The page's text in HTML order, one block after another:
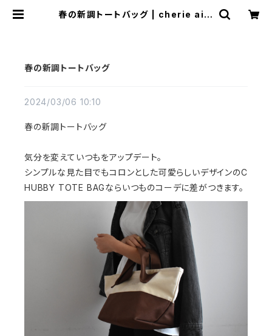
春の新調トートバッグ | cherie aim
春の新調トートバッグ
2024/03/06 10:10
春の新調トートバッグ
気分を変えていつもをアップデート。
シンプルな見た目でもコロンとした可愛らしいデザインのC
HUBBY TOTE BAGならいつものコーデに差がつきます。